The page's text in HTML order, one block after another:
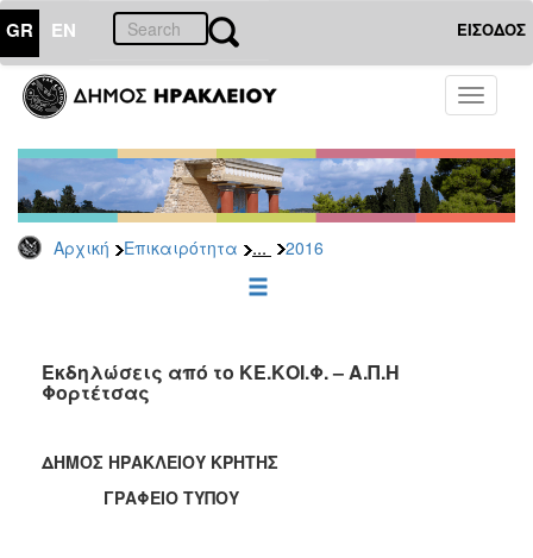
GR EN ΕΙΣΟΔΟΣ
Toggle
Αρχική Επικαιρότητα ... 2016
ΕΠΙΚΑΙΡΟΤΗΤΑ
Τύπου
Αρχείο
2026
2025
2022
2021
2019
2018
Εκδηλώσεις από το ΚΕ.ΚΟΙ.Φ. – Α.Π.Η
Φορτέτσας
ΔΗΜΟΣ ΗΡΑΚΛΕΙΟΥ ΚΡΗΤΗΣ
ΓΡΑΦΕΙΟ ΤΥΠΟΥ